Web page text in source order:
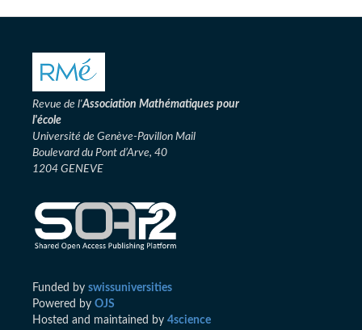
Revue de l'Association Mathématiques pour
l'école
Université de Genève-Pavillon Mail
Boulevard du Pont d’Arve, 40
1204 GENEVE
Funded by swissuniversities
Powered by OJS
Hosted and maintained by 4science